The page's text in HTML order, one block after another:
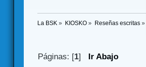
La BSK » KIOSKO» Reseñas escritas»
Páginas: [1] Ir Abajo